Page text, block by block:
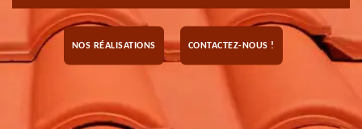
NOS RÉALISATIONS CONTACTEZ-NOUS !